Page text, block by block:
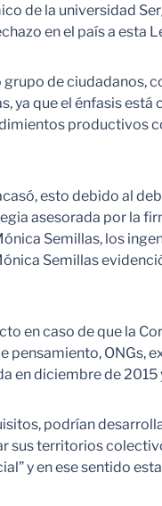
de la universidad
en el país a esta
de ciudadanos,
ya que el énfasis
productivos
esto debido al
asesorada por la
Semillas, los
Semillas
en caso de que la
ONGs,
en diciembre de
podrían
sus territorios
y en ese sentido